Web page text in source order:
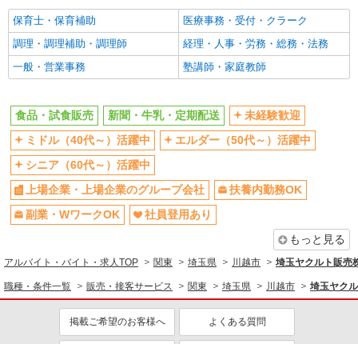
保育士・保育補助
医療事務・受付・クラーク
調理・調理補助・調理師
経理・人事・労務・総務・法務
一般・営業事務
塾講師・家庭教師
食品・試食販売 新聞・牛乳・定期配送
未経験歓迎
ミドル（40代～）活躍中
エルダー（50代～）活躍中
シニア（60代～）活躍中
上場企業・上場企業のグループ会社
扶養内勤務OK
副業・WワークOK
社員登用あり
もっと見る
アルバイト・バイト・求人TOP 関東 埼玉県 川越市 埼玉ヤクルト販売
職種・条件一覧 販売・接客サービス 関東 埼玉県 川越市 埼玉ヤク
掲載ご希望のお客様へ よくある質問